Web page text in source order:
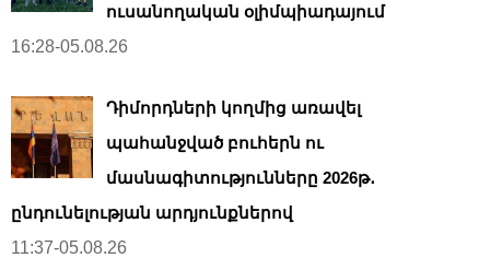
ուսանողական օլիմպիադայում
16:28-05.08.26
Դիմորդների կողմից առավել
պահանջված բուհերն ու
մասնագիտությունները 2026թ․
ընդունելության արդյունքներով
11:37-05.08.26